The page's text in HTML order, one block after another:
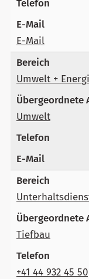
E-Mail
Umwelt +
Umwelt
Tiefbau
+41 44 932 45 50